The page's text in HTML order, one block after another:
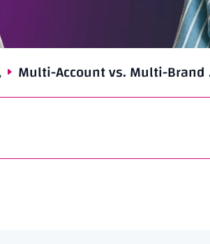
Multi-Account vs. Multi-Brand